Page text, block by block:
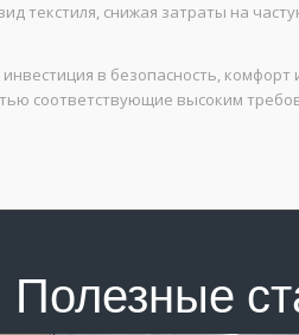
текстиля, снижая затраты на
в безопасность, комфорт
соответствующие высоким
Полезные